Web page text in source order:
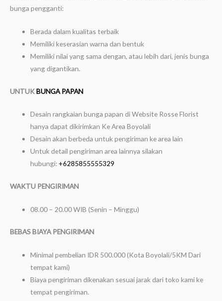
bunga pengganti:
Berada dalam kualitas terbaik
Memiliki keserasian warna dan bentuk
Memiliki nilai yang sama dengan, atau lebih dari, jenis bunga
yang digantikan.
UNTUKBUNGA PAPAN
Desain rangkaian bunga papan di Website Rosse Florist
hanya dapat dikirimkan Ke Area Boyolali
Desain akan berbeda untuk pengiriman ke area lain
Untuk detail pengiriman area lainnya silakan
hubungi: +6285855555329
WAKTU PENGIRIMAN
08.00 – 20.00 WIB (Senin – Minggu)
BEBAS BIAYA PENGIRIMAN
Minimal pembelian IDR 500.000 (Kota Boyolali/5KM Dari
tempat kami)
Biaya pengiriman dikenakan sesuai jarak dari toko kami ke
tempat pengiriman.